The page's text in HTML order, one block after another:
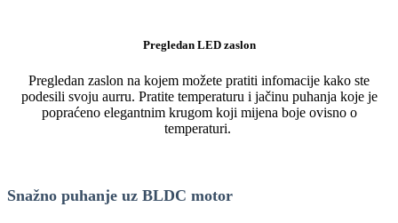
Pregledan LED zaslon
Pregledan zaslon na kojem možete pratiti infomacije kako ste
podesili svoju aurru. Pratite temperaturu i jačinu puhanja koje je
popraćeno elegantnim krugom koji mijena boje ovisno o
temperaturi.
Snažno puhanje uz BLDC motor